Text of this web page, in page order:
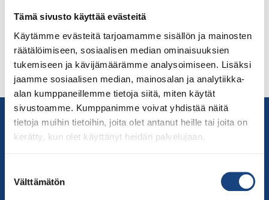
Tämä sivusto käyttää evästeitä
Käytämme evästeitä tarjoamamme sisällön ja mainosten
räätälöimiseen, sosiaalisen median ominaisuuksien
tukemiseen ja kävijämäärämme analysoimiseen. Lisäksi
jaamme sosiaalisen median, mainosalan ja analytiikka-
alan kumppaneillemme tietoja siitä, miten käytät
sivustoamme. Kumppanimme voivat yhdistää näitä
tietoja muihin tietoihin, joita olet antanut heille tai joita on
kerätty, kun olet käyttänyt heidän palvelujaan.
valinta
Välttämätön
kirjoittama uutinen alta. Kilpailuun osallistui 132 ottelijaa
edustaen 19 eri judoseuraa. Otteluita kertyi päivän
mittaan yhteensä 166kpl. Monille junioriottelijoille tämä
kilpailu oli ensimmäinen kisa judourallaan, ja siksi
koettiin tärkeäksi olla opettavainen kisa sekä […]
Yhteystiedot
Suomen Judoliitto